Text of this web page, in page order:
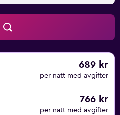
689 kr
per natt med avgifter
766 kr
per natt med avgifter